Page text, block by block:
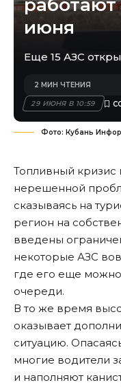
июня
Еще 15 АЗС
29 ИЮНЯ В 10:59
2 МИН ЧТЕНИЯ
Фото: Кубань
Топливный кризис
нерешенной
сказываясь на
регион на
введены
некоторые АЗС
где его еще можно
очереди.
В то же время
оказывает
ситуацию.
многие водители
и наполняют